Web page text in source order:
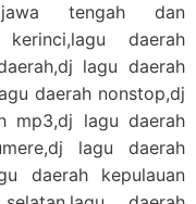
tengah dan
daerah
lagu daerah
daerah nonstop,dj
mp3,dj lagu daerah
lagu daerah
daerah kepulauan